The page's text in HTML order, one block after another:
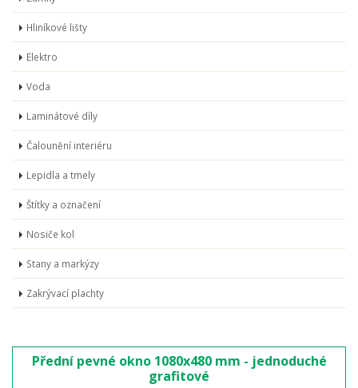
Hliníkové lišty
Elektro
Voda
Laminátové díly
Čalounění interiéru
Lepidla a tmely
Štítky a označení
Nosiče kol
Stany a markýzy
Zakrývací plachty
Přední pevné okno 1080x480 mm - jednoduché
grafitové